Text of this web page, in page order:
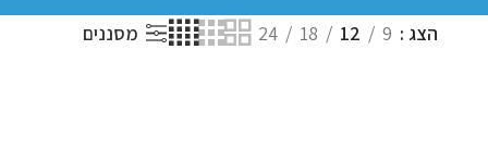
הצג 9
12
18
24 מסננים